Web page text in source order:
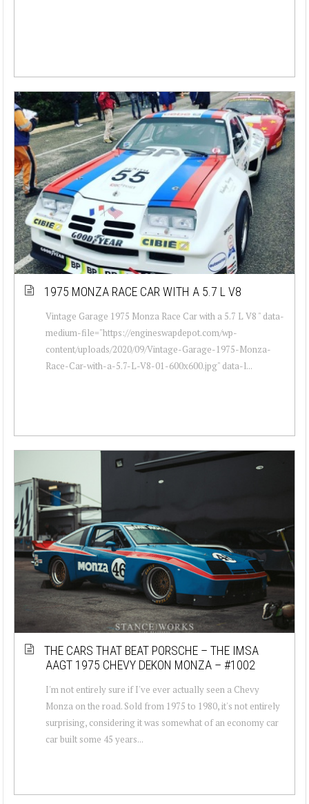
1975 MONZA RACE CAR WITH A 5.7 L V8
Vintage Garage 1975 Monza Race Car with a 5.7 L V8 " data-
medium-file="https://engineswapdepot.com/wp-
content/uploads/2020/09/Vintage-Garage-1975-Monza-
Race-Car-with-a-5.7-L-V8-01-600x600.jpg" data-l...
THE CARS THAT BEAT PORSCHE – THE IMSA
AAGT 1975 CHEVY DEKON MONZA – #1002
I'm not entirely sure if I've ever actually seen a Chevy
Monza on the road. Sold from 1975 to 1980, it's not entirely
surprising, considering it was somewhat of an economy car
car built some 45 years...